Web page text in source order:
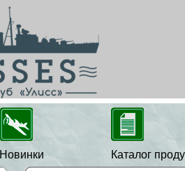
Новинки Каталог